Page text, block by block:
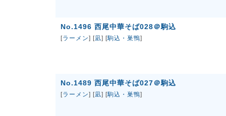
No.1496 西尾中華そば028＠駒込
[ラーメン] [凪] [駒込・巣鴨]
No.1489 西尾中華そば027＠駒込
[ラーメン] [凪] [駒込・巣鴨]